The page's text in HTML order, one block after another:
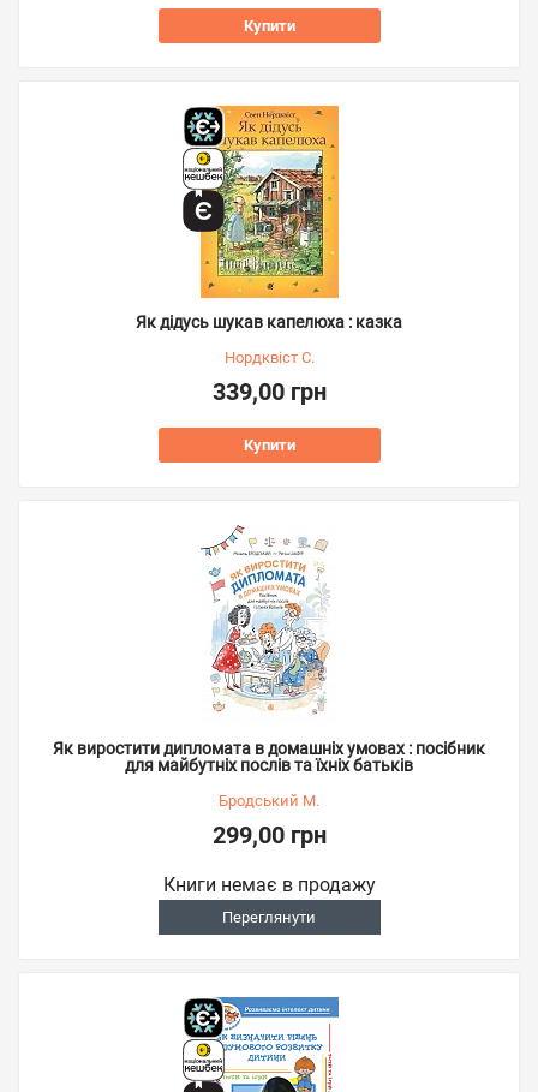
Купити
Як дідусь шукав капелюха : казка
Нордквіст С.
339,00 грн
Купити
Як виростити дипломата в домашніх умовах : посібник
для майбутніх послів та їхніх батьків
Бродський М.
299,00 грн
Книги немає в продажу
Переглянути